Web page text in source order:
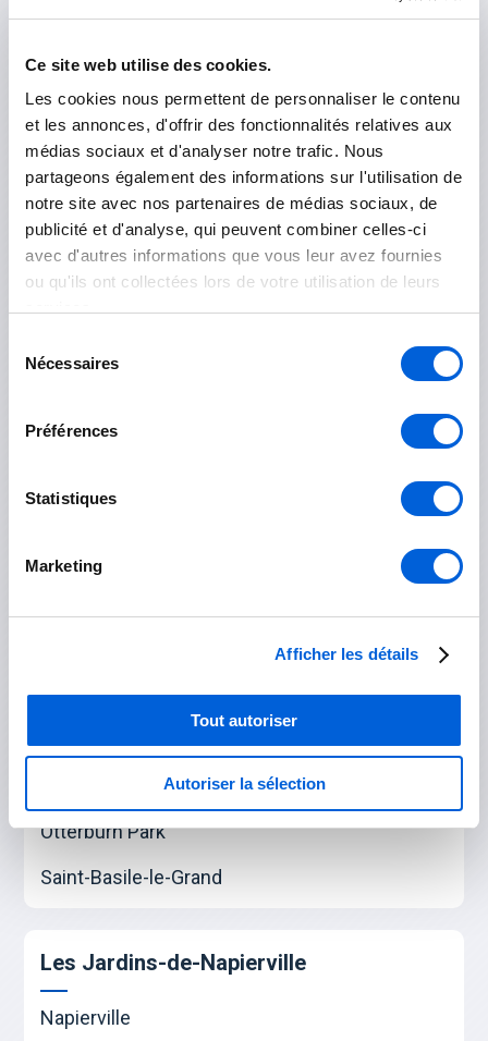
Ce site web utilise des cookies.
Les cookies nous permettent de personnaliser le contenu
et les annonces, d'offrir des fonctionnalités relatives aux
médias sociaux et d'analyser notre trafic. Nous
partageons également des informations sur l'utilisation de
notre site avec nos partenaires de médias sociaux, de
publicité et d'analyse, qui peuvent combiner celles-ci
avec d'autres informations que vous leur avez fournies
ou qu'ils ont collectées lors de votre utilisation de leurs
Nécessaires
Préférences
Statistiques
Marketing
Afficher les détails
Tout autoriser
Autoriser la sélection
Contrecoeur
Saint-Amable
Sainte-Julie
Varennes
Verchères
Saint-Hyacinthe
Chambly
Mont-Saint-Hilaire
Otterburn Park
Saint-Basile-le-Grand
Les Jardins-de-Napierville
Napierville